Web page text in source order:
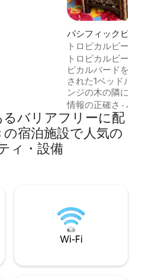
キッチンツ
まれます。
コショウ、
。 この
たちが不在
証番号をお
り、時間を
パシフィックビー
ション・アパート
トロピカルビー
ビーチ／自転車／
トロピカルビー
ピカルバードをテ
された1ベッドルー
ンジの木の隣に屋
ミッションベイの
アーズパークから
クビーチにありま
道が湾とビーチの
近くにあります。
です。
情報の正確さ ·バ
バリアフリーに配
宿泊施設で人気の
ィ・設備
Wi-Fi